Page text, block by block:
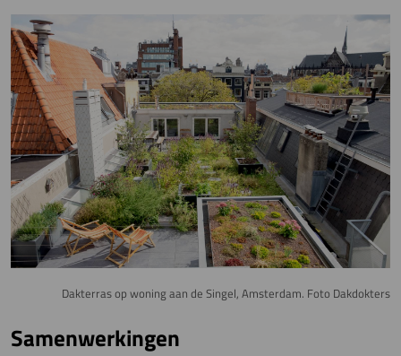
Image
Dakterras op woning aan de Singel, Amsterdam. Foto Dakdokters
Samenwerkingen